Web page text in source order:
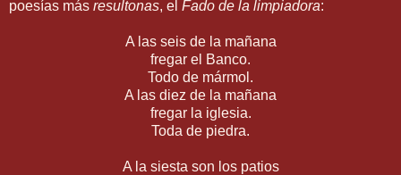
poesías más resultonas, el Fado de la limpiadora:
A las seis de la mañana
fregar el Banco.
Todo de mármol.
A las diez de la mañana
fregar la iglesia.
Toda de piedra.
A la siesta son los patios